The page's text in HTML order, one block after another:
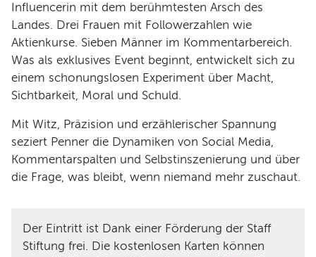
Influencerin mit dem berühmtesten Arsch des
Landes. Drei Frauen mit Followerzahlen wie
Aktienkurse. Sieben Männer im Kommentarbereich.
Was als exklusives Event beginnt, entwickelt sich zu
einem schonungslosen Experiment über Macht,
Sichtbarkeit, Moral und Schuld.
Mit Witz, Präzision und erzählerischer Spannung
seziert Penner die Dynamiken von Social Media,
Kommentarspalten und Selbstinszenierung und über
die Frage, was bleibt, wenn niemand mehr zuschaut.
Der Eintritt ist Dank einer Förderung der Staff
Stiftung frei. Die kostenlosen Karten können